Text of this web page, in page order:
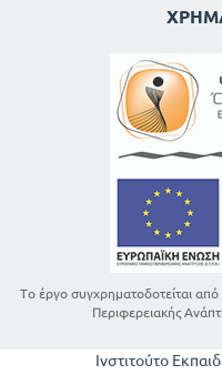
Το έργο συγχρηματοδοτείται
Περιφερειακής
Ινστιτούτο